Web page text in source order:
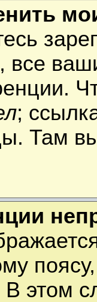
все
;
Там
В этом